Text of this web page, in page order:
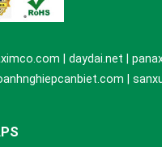
| daydai.net |
|